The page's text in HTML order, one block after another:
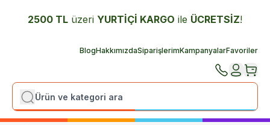
2500 TL üzeri YURTİÇİ KARGO ile ÜCRETSİZ!
BlogHakkımızdaSiparişlerimKampanyalarFavoriler